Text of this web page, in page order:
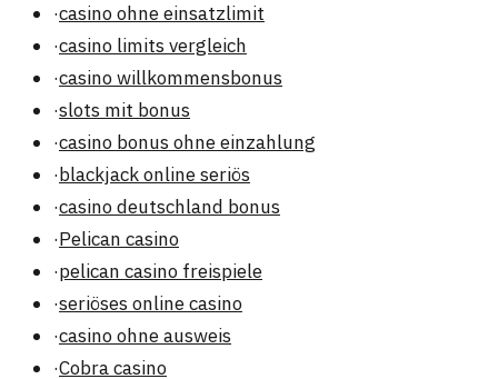
·casino ohne einsatzlimit
·casino limits vergleich
·casino willkommensbonus
·slots mit bonus
·casino bonus ohne einzahlung
·blackjack online seriös
·casino deutschland bonus
·Pelican casino
·pelican casino freispiele
·seriöses online casino
·casino ohne ausweis
·Cobra casino